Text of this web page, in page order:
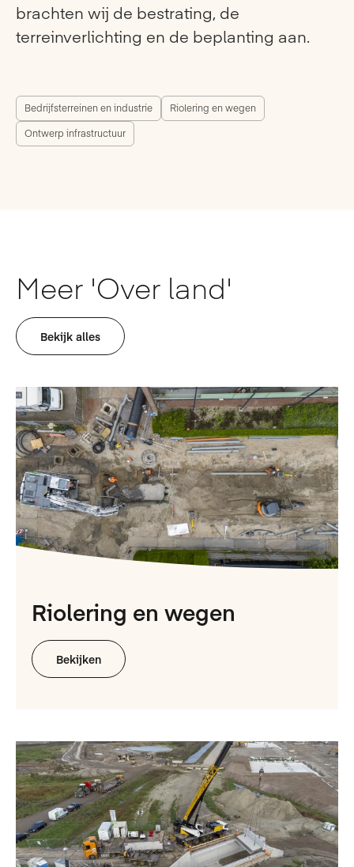
brachten wij de bestrating, de
terreinverlichting en de beplanting aan.
Bedrijfsterreinen en industrie
Riolering en wegen
Ontwerp infrastructuur
Meer 'Over land'
Bekijk alles
Riolering en wegen
Bekijken